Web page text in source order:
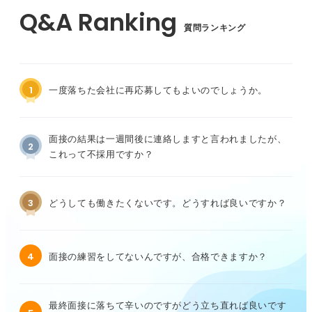
質問ランキング
1 一度落ちた会社に再応募してもよいのでしょうか。
2
面接の結果は一週間後に連絡しますと言われましたが、
これって不採用ですか？
3 どうしても働きたくないです。どうすれば良いですか？
4 面接の練習をしてないんですが、合格できますか？
最終面接に落ちて辛いのですがどう立ち直れば良いです